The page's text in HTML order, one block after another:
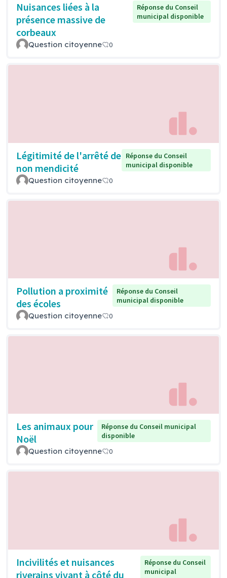
Nuisances liées à la
présence massive de
corbeaux
Réponse du Conseil
municipal disponible
Question citoyenne 0
Légitimité de l'arrêté de
non mendicité
Réponse du Conseil
municipal disponible
Question citoyenne 0
Pollution a proximité
des écoles
Réponse du Conseil
municipal disponible
Question citoyenne 0
Les animaux pour
Noël
Réponse du Conseil municipal
disponible
Question citoyenne 0
Incivilités et nuisances
riverains vivant à côté du
Réponse du Conseil
municipal